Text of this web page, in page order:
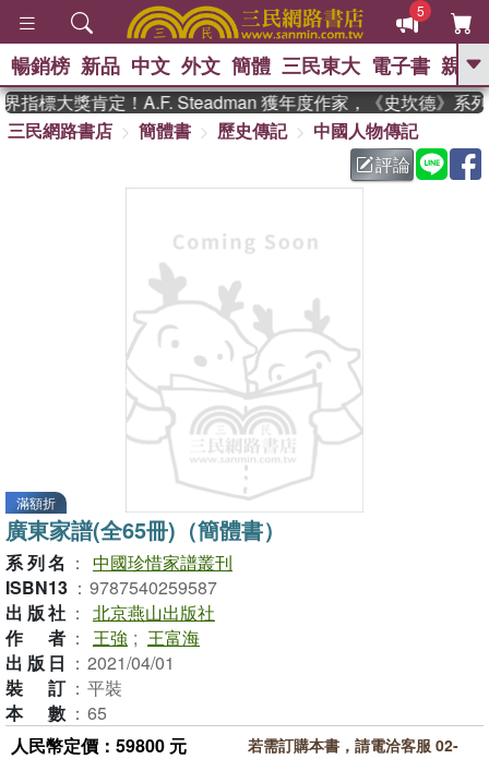
5
GO
熱搜： 東野圭吾 、 高希均教授回憶錄
父親節 、 如果歷
暑期推薦 、 國際布克
偉大的迷走神經
暢銷榜 新品 中文 外文 簡體 三民東大 電子書 親子
指標大獎肯定！A.F. Steadman 獲年度作家，《史坎德》系列
三民網路書店
簡體書 歷史傳記
中國人物傳記
評論
滿額折
廣東家譜(全65冊)（簡體書）
系列名 ： 中國珍惜家譜叢刊
ISBN13 ： 9787540259587
出版社 ： 北京燕山出版社
作者 ： 王強 ; 王富海
出版日 ： 2021/04/01
裝訂 ： 平裝
本數 ： 65
人民幣定價：59800 元
若需訂購本書，請電洽客服 02-